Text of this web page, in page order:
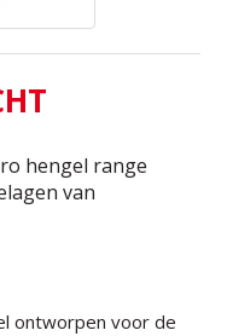
hengel range
van
ontworpen voor de